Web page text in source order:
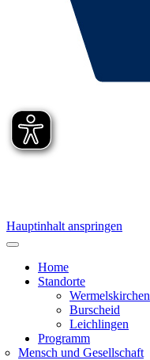
Hauptinhalt anspringen
Home
Standorte
Wermelskirchen
Burscheid
Leichlingen
Programm
Mensch und Gesellschaft